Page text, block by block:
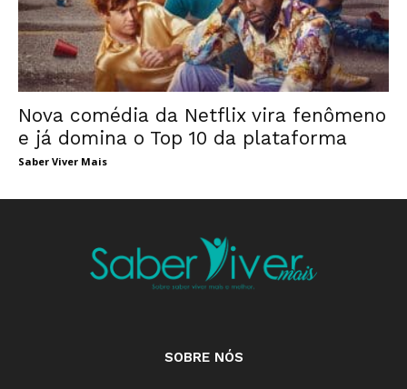
Nova comédia da Netflix vira fenômeno
e já domina o Top 10 da plataforma
Saber Viver Mais
SOBRE NÓS